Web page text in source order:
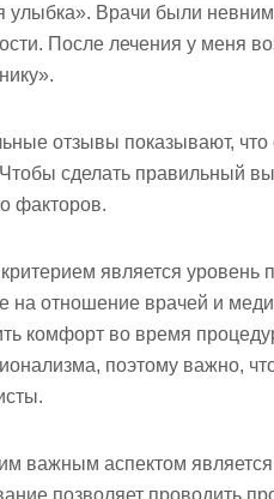
улыбка». Врачи были
После лечения у меня
отзывы показывают, что
сделать правильный
факторов.
является
на отношение врачей и
комфорт во время
поэтому важно,
важным аспектом
позволяет проводить